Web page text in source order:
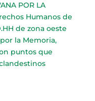
POR LA
Humanos de
de zona oeste
la Memoria,
puntos que